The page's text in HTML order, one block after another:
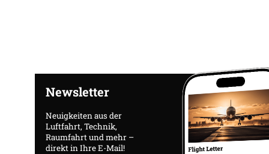
Newsletter
Neuigkeiten aus der
Luftfahrt, Technik,
Raumfahrt und mehr –
direkt in Ihre E-Mail!